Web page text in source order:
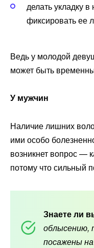
делать укладку
фиксировать ее
Ведь у молодой
может быть
У мужчин
Наличие лишних
ими особо
возникнет вопрос —
потому что сильный
Знаете ли
облысению,
посажены